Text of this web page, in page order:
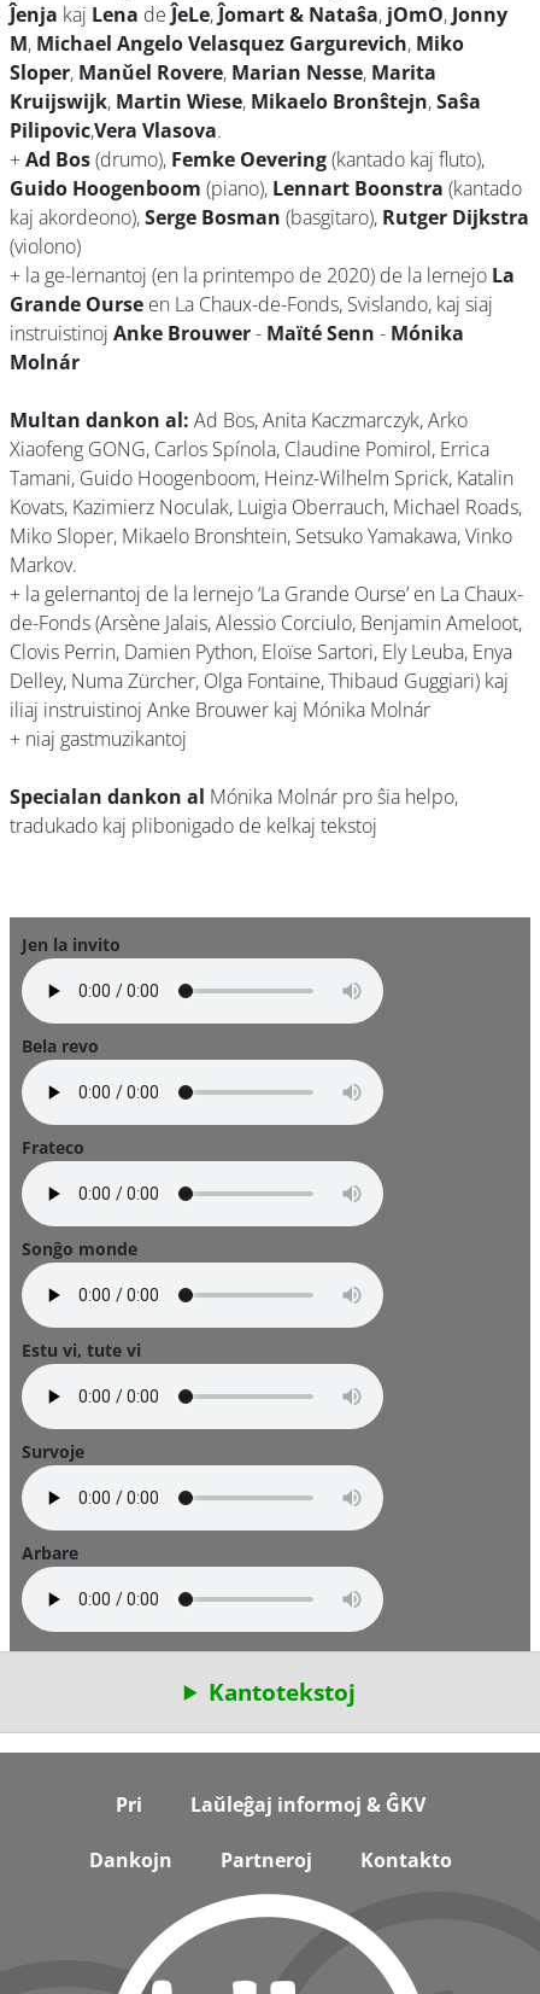
Ĵenja kaj Lena deĴeLe,Ĵomart & Nataŝa, jOmO, Jonny
M, Michael Angelo Velasquez Gargurevich, Miko
Sloper, Manŭel Rovere, Marian Nesse, Marita
Kruijswijk, Martin Wiese, Mikaelo Bronŝtejn,Saŝa
Pilipovic,Vera Vlasova.
+Ad Bos(drumo), Femke Oevering(kantado kaj fluto),
Guido Hoogenboom (piano), Lennart Boonstra (kantado
kaj akordeono),Serge Bosman (basgitaro), Rutger Dijkstra
(violono)
+ la ge-lernantoj (en la printempo de 2020) de la lernejo La
Grande Ourse en La Chaux-de-Fonds, Svislando, kaj siaj
instruistinoj Anke Brouwer- Maïté Senn - Mónika
Molnár
Multan dankon al: Ad Bos, Anita Kaczmarczyk, Arko
Xiaofeng GONG, Carlos Spínola, Claudine Pomirol, Errica
Tamani, Guido Hoogenboom, Heinz-Wilhelm Sprick, Katalin
Kovats, Kazimierz Noculak, Luigia Oberrauch, Michael Roads,
Miko Sloper, Mikaelo Bronshtein, Setsuko Yamakawa, Vinko
Markov.
+ la gelernantoj de la lernejo ‘La Grande Ourse’ en La Chaux-
de-Fonds (Arsène Jalais, Alessio Corciulo, Benjamin Ameloot,
Clovis Perrin, Damien Python, Eloïse Sartori, Ely Leuba, Enya
Delley, Numa Zürcher, Olga Fontaine, Thibaud Guggiari) kaj
iliaj instruistinoj Anke Brouwer kaj Mónika Molnár
+ niaj gastmuzikantoj
Specialan dankon al Mónika Molnár pro ŝia helpo,
tradukado kaj plibonigado de kelkaj tekstoj
Jen la invito
Bela revo
Frateco
Sonĝo monde
Estu vi, tute vi
Survoje
Arbare
Kantotekstoj
Pri Laŭleĝaj informoj & ĜKV
Dankojn Partneroj Kontakto